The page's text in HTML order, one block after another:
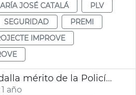
JOSÉ CATALÁ
PLV
SEGURIDAD
PREMI
IMPROVE
PLV recibe medalla mérito de la Policía Municipal Madrid por labor dana
año